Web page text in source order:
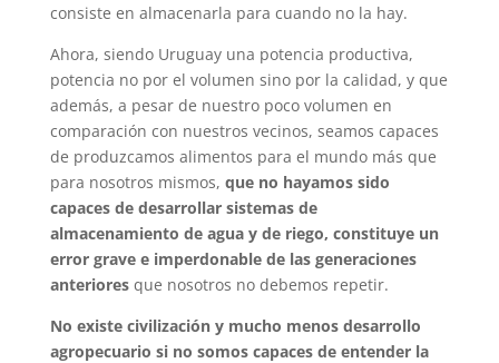
consiste en almacenarla para cuando no la hay.
Ahora, siendo Uruguay una potencia productiva,
potencia no por el volumen sino por la calidad, y que
además, a pesar de nuestro poco volumen en
comparación con nuestros vecinos, seamos capaces
de produzcamos alimentos para el mundo más que
para nosotros mismos, que no hayamos sido
capaces de desarrollar sistemas de
almacenamiento de agua y de riego, constituye un
error grave e imperdonable de las generaciones
anterioresque nosotros no debemos repetir.
No existe civilización y mucho menos desarrollo
agropecuario si no somos capaces de entender la